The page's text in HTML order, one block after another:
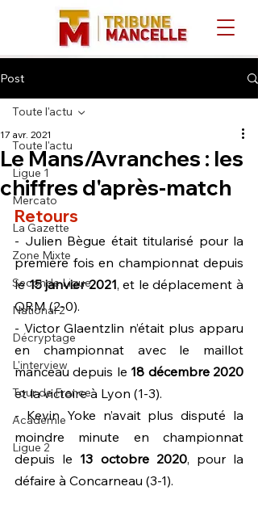
Post
Toute l'actu
Ligue 1
Mercato
La Gazette
Zone Mixte
Seconde Ligue
National 2
Décryptage
L'interview
Tour de France
Académie
Ligue 2
Toute l'actu
Le Mans/Avranches : les
chiffres d'après-match
17 avr. 2021
Retours
- Julien Bègue était titularisé pour la
première fois en championnat depuis
le 15 janvier 2021, et le déplacement à
QRM (2-0).
- Victor Glaentzlin n’était plus apparu
en championnat avec le maillot
manceau depuis le 18 décembre 2020
et la victoire à Lyon (1-3).
- Kevin Yoke n’avait plus disputé la
moindre minute en championnat
depuis le 13 octobre 2020, pour la
défaire à Concarneau (3-1).